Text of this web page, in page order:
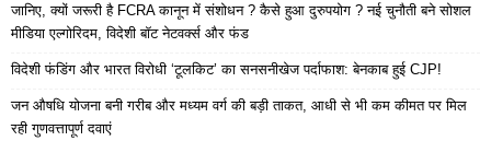
जानिए, क्यों जरूरी है FCRA कानून में संशोधन ? कैसे हुआ दुरुपयोग ? नई चुनौती बने सोशल
मीडिया एल्गोरिदम, विदेशी बॉट नेटवर्क्स और फंड
विदेशी फंडिंग और भारत विरोधी ‘टूलकिट’ का सनसनीखेज पर्दाफाश: बेनकाब हुई CJP!
जन औषधि योजना बनी गरीब और मध्यम वर्ग की बड़ी ताकत, आधी से भी कम कीमत पर मिल
रही गुणवत्तापूर्ण दवाएं